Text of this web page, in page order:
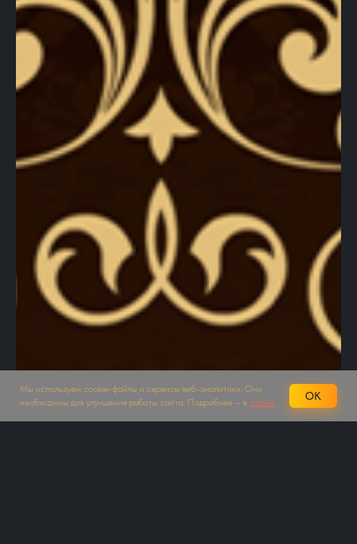
Мы используем cookie-файлы и сервисы веб-аналитики. Они
необходимы для улучшения работы сайта. Подробнее – в cookie
OK